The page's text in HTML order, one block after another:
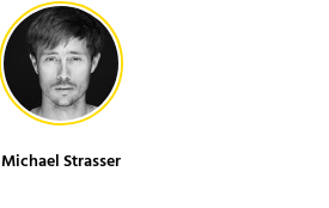
Michael Strasser